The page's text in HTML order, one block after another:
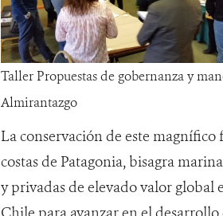
Taller Propuestas de gobernanza y
Almirantazgo
La conservación de este
costas de Patagonia, bisagra
y privadas de elevado valor